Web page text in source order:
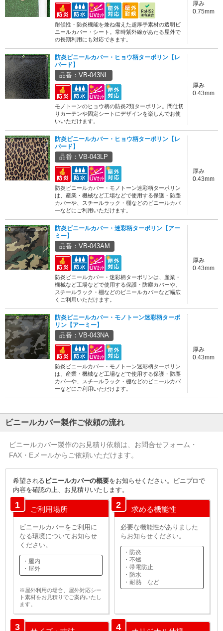
耐候性・防炎機能を兼ね備えた超厚手素材の透明ビ
ニールカバー・シート。常時紫外線があたる屋外で
の長期利用にも対応できます。
厚み
0.75mm
防炎ビニールカバー・ヒョウ柄ターポリン【レ
パード】
品番：VB-043NL
モノトーンのヒョウ柄の防炎2類ターポリン。間仕切
りカーテンや固定シートにデザインを楽しんでお使
いいただけます。
厚み
0.43mm
防炎ビニールカバー・ヒョウ柄ターポリン【レ
パード】
品番：VB-043LP
防炎ビニールカバー・モノトーン迷彩柄ターポリン
は、産業・機械など工場などで使用する保護・防塵
カバーや、スチールラック・棚などのビニールカバ
ーなどにご利用いただけます。
厚み
0.43mm
防炎ビニールカバー・迷彩柄ターポリン【アー
ミー】
品番：VB-043AM
防炎ビニールカバー・迷彩柄ターポリンは、産業・
機械など工場などで使用する保護・防塵カバーや、
スチールラック・棚などのビニールカバーなど幅広
くご利用いただけます。
厚み
0.43mm
防炎ビニールカバー・モノトーン迷彩柄ターポ
リン【アーミー】
品番：VB-043NA
防炎ビニールカバー・モノトーン迷彩柄ターポリン
は、産業・機械など工場などで使用する保護・防塵
カバーや、スチールラック・棚などのビニールカバ
ーなどにご利用いただけます。
厚み
0.43mm
ビニールカバー製作ご依頼の流れ
ビニールカバー製作のお見積り依頼は、お問合せフォーム・
FAX・Eメールからご依頼いただけます。
希望される ビニールカバーの概要をお知らせください。ビニプロで
内容を確認の上、お見積りいたします。
1 ご利用場所
ビニールカバーをご利用に
なる環境についてお知らせ
ください。
・屋内
・屋外
※屋外利用の場合、屋外対応シー
ト素材をお見積りでご案内いたし
ます。
2 求める機能性
必要な機能性がありました
らお知らせください。
・防炎
・不燃
・帯電防止
・防水
・耐熱 など
3 4